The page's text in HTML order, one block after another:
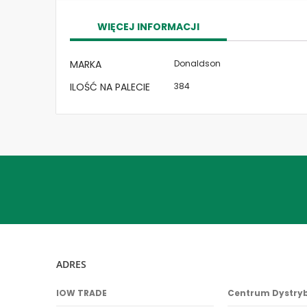
galleryWIĘCEJ INFORMACJI
Więcej
informacji
MARKA Donaldson
ILOŚĆ NA PALECIE 384
ADRES
IOW TRADE Centrum